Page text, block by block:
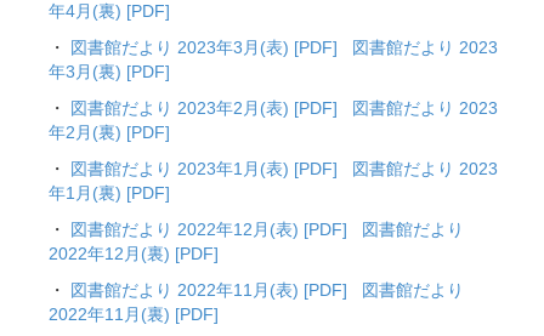
年4月(裏) [PDF]
・
図書館だより 2023年3月(表) [PDF]
図書館だより 2023
年3月(裏) [PDF]
・
図書館だより 2023年2月(表) [PDF]
図書館だより 2023
年2月(裏) [PDF]
・
図書館だより 2023年1月(表) [PDF]
図書館だより 2023
年1月(裏) [PDF]
・
図書館だより 2022年12月(表) [PDF]
図書館だより
2022年12月(裏) [PDF]
・
図書館だより 2022年11月(表) [PDF]
図書館だより
2022年11月(裏) [PDF]